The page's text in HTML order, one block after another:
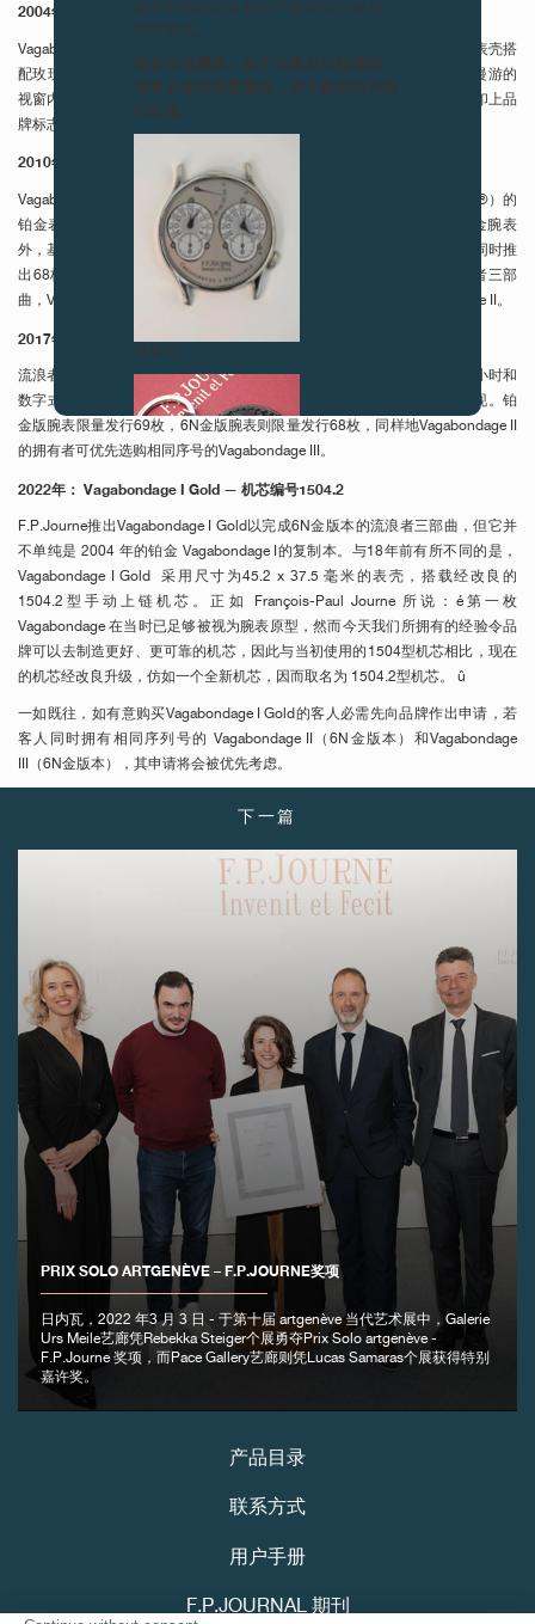
2004年：Vagabondage I — 机芯编号 1504
Vagabondage I 是流浪者三部曲的第一款腕表，限量生产 69 枚，以铂金表壳搭
配玫瑰金手动上链机芯，表盘上跳字式小时显示设于一个会随分钟位置漫游的
视窗内，因而取名为Vagabondage （流浪者）。腕表保留了表盘上没有印上品
牌标志的特点，与2003 年拍卖的三款腕表同出一辙。
2010年：Vagabondage II — 机芯编号1509
Vagabondage II继承前作的设计风格，同样采用扁平酒桶形（Flat Tortue®）的
铂金表壳，但改为以数字式小时和数字式分钟显示时间。除了69枚铂金腕表
外，基于与日俱增的名声及日益殷切的需求，François-Paul Journe 决定同时推
出68枚配备6N金表壳的腕表。为了让收藏家有机会拥有完整一套流浪者三部
曲，Vagabondage I的拥有者可享有优先权去购买相同序号的Vagabondage II。
2017年：Vagabondage III — 机芯编号1514
流浪者三部曲的最后一款腕表于2017 年问世，Vagabondage III具数字式小时和
数字式秒钟显示，这项世界首创的功能因高度复杂而从未在制表史上出现。铂
金版腕表限量发行69枚，6N金版腕表则限量发行68枚，同样地Vagabondage II
的拥有者可优先选购相同序号的Vagabondage III。
2022年： Vagabondage I Gold — 机芯编号1504.2
F.P.Journe推出Vagabondage I Gold以完成6N金版本的流浪者三部曲，但它并
不单纯是 2004 年的铂金 Vagabondage I的复制本。与18年前有所不同的是，
Vagabondage I Gold 采用尺寸为45.2 x 37.5 毫米的表壳，搭载经改良的
1504.2型手动上链机芯。正如 François-Paul Journe 所说：é第一枚
Vagabondage 在当时已足够被视为腕表原型，然而今天我们所拥有的经验令品
牌可以去制造更好、更可靠的机芯，因此与当初使用的1504型机芯相比，现在
的机芯经改良升级，仿如一个全新机芯，因而取名为 1504.2型机芯。 û
一如既往，如有意购买Vagabondage I Gold的客人必需先向品牌作出申请，若
客人同时拥有相同序列号的 Vagabondage II（6N金版本）和Vagabondage
III（6N金版本），其申请将会被优先考虑。
下一篇
PRIX SOLO ARTGENÈVE – F.P.JOURNE奖项
日内瓦，2022 年3 月 3 日 - 于第十届 artgenève 当代艺术展中，Galerie
Urs Meile艺廊凭Rebekka Steiger个展勇夺Prix Solo artgenève -
F.P.Journe 奖项，而Pace Gallery艺廊则凭Lucas Samaras个展获得特别
嘉许奖。
产品目录
联系方式
用户手册
F.P.JOURNAL 期刊
图片中的时钟及相关产品均为伪冒品，
致各位收藏家：由于伪冒品日益增加，
请务必保持高度警觉，并于购买前与我
们联系。
伪冒品
伪冒品